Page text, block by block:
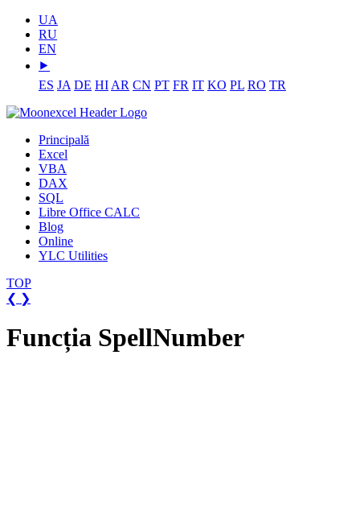
UA
RU
EN
⯈
ES JA DE HI AR CN PT FR IT KO PL RO TR
Principală
Excel
VBA
DAX
SQL
Libre Office CALC
Blog
Online
YLC Utilities
TOP
❮ ❯
Funcția SpellNumber